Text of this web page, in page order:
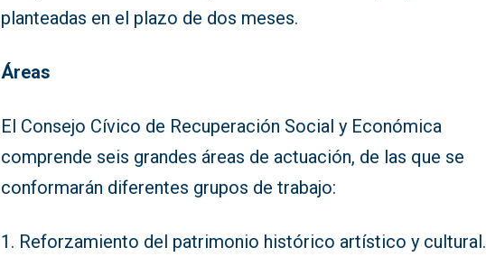
planteadas en el plazo de dos meses.
Áreas
El Consejo Cívico de Recuperación Social y Económica
comprende seis grandes áreas de actuación, de las que se
conformarán diferentes grupos de trabajo:
1. Reforzamiento del patrimonio histórico artístico y cultural.